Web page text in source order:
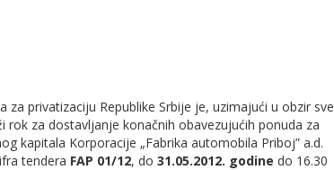
za privatizaciju Republike Srbije je, uzimajući u obzir sve
za dostavljanje konačnih obavezujućih ponuda za
kapitala Korporacije „Fabrika automobila Priboj” a.d.
tendera FAP 01/12, do 31.05.2012. godine do 16.30